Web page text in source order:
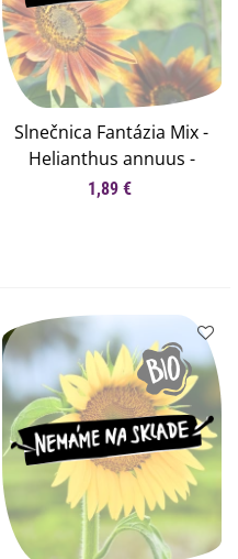
Slnečnica Fantázia Mix -
Helianthus annuus -
semená slnečnice - 6 ks
1,89 €